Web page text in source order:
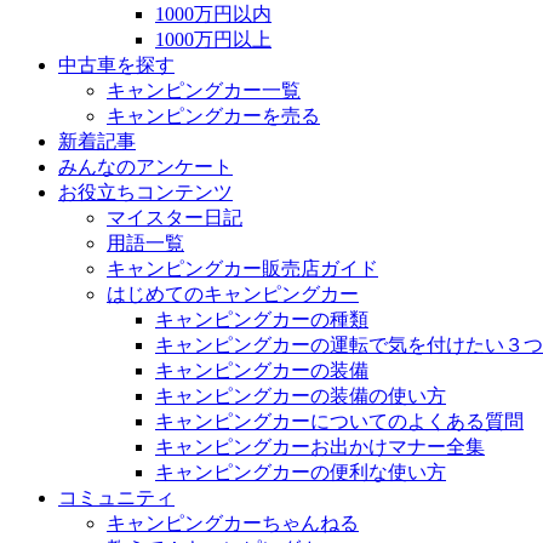
1000万円以内
1000万円以上
中古車を探す
キャンピングカー一覧
キャンピングカーを売る
新着記事
みんなのアンケート
お役立ちコンテンツ
マイスター日記
用語一覧
キャンピングカー販売店ガイド
はじめてのキャンピングカー
キャンピングカーの種類
キャンピングカーの運転で気を付けたい３
キャンピングカーの装備
キャンピングカーの装備の使い方
キャンピングカーについてのよくある質問
キャンピングカーお出かけマナー全集
キャンピングカーの便利な使い方
コミュニティ
キャンピングカーちゃんねる